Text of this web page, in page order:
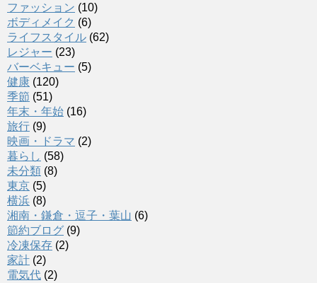
ファッション (10)
ボディメイク (6)
ライフスタイル (62)
レジャー (23)
バーベキュー (5)
健康 (120)
季節 (51)
年末・年始 (16)
旅行 (9)
映画・ドラマ (2)
暮らし (58)
未分類 (8)
東京 (5)
横浜 (8)
湘南・鎌倉・逗子・葉山 (6)
節約ブログ (9)
冷凍保存 (2)
家計 (2)
電気代 (2)